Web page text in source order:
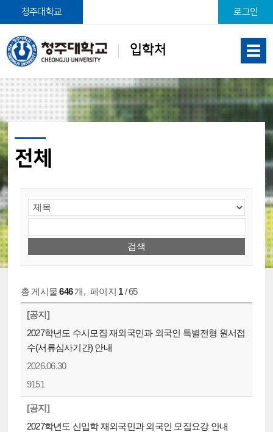
입학처
청주대학교 로그인
전체
총 게시물646개, 페이지 1/ 65
[공지]
2027학년도 수시모집 재외국민과 외국인 특별전형 원서접
수(서류심사기간) 안내
2026.06.30
9151
[공지]
2027학년도 신입학 재외국민과 외국인 모집요강 안내